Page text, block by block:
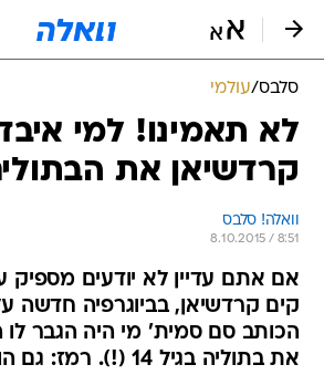
סלבס/עולמי
לא תאמינו! למי
קרדשיאן את
וואלה! סלבס
8.10.2015 / 8:51
אם אתם עדיין לא יודעים מספיק
קים קרדשיאן, בביוגרפיה חדשה
הכותב סם סמית' מי היה הגבר לו
את בתוליה בגיל 14